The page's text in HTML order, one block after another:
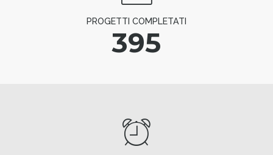
PROGETTI COMPLETATI
395